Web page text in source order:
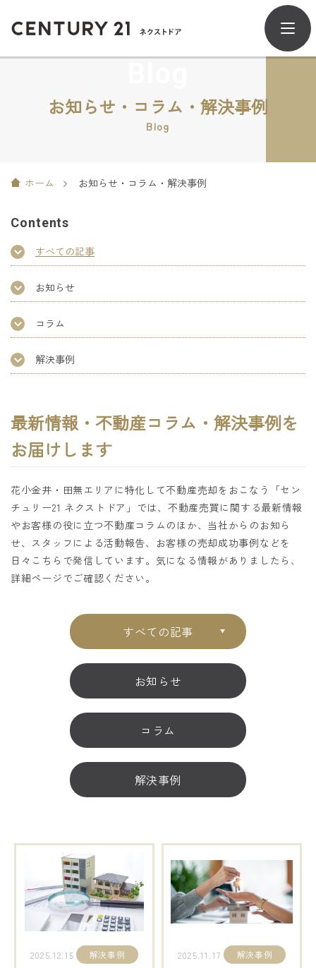
お知らせ・コラム・解決事例
Blog
ホーム お知らせ・コラム・解決事例
Contents
すべての記事
お知らせ
コラム
解決事例
最新情報・不動産コラム・解決事例を
お届けします
花小金井・田無エリアに特化して不動産売却をおこなう「セン
チュリー21 ネクストドア」では、不動産売買に関する最新情報
やお客様の役に立つ不動産コラムのほか、当社からのお知ら
せ、スタッフによる活動報告、お客様の売却成功事例などを
日々こちらで発信しています。気になる情報がありましたら、
詳細ページでご確認ください。
すべての記事
お知らせ
コラム
解決事例
解決事例
2025.12.15 解決事例
2025.11.17